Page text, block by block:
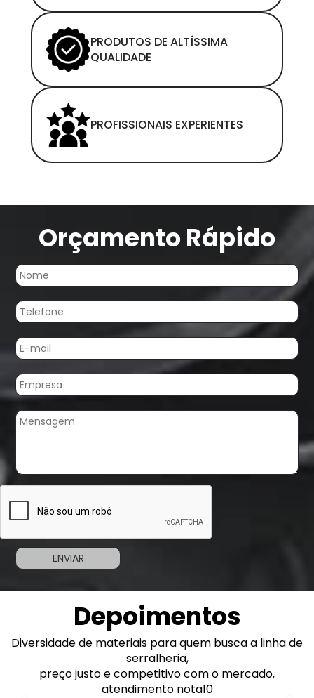
PRODUTOS DE ALTÍSSIMA
QUALIDADE
PROFISSIONAIS EXPERIENTES
Orçamento Rápido
Depoimentos
de materiais para quem busca a linha de
serralheria,
justo e competitivo com o mercado,
atendimento nota10
Previous